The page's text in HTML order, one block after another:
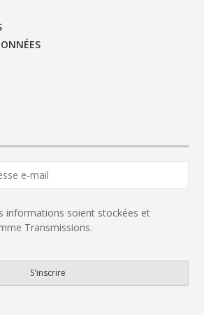
informations soient stockées et
Transmissions.
S'inscrire